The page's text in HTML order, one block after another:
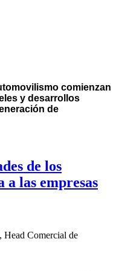
comienzan
y desarrollos
de
de los
las empresas
Head Comercial de